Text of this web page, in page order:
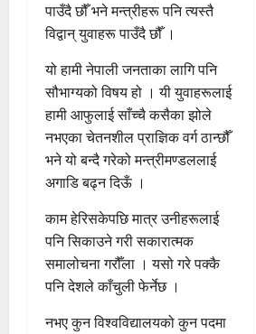
पाउँदै छौँ भने मन्त्रीहरू पनि त्यस्तै
विद्वान् युवाहरू पाउँदै छौँ ।
यो हामी नेपाली जनताका लागि पनि
सौभाग्यको विषय हो । यी युवाहरूलाई
हामी आफुलाई साँच्चै कसैका झोले
नभएका चेतनशील प्राज्ञिक वर्ग ठान्छौँ
भने यो बन्दै गरेको मन्त्रीमण्डललाई
अगाडि बढ्न दिऊँ ।
काम हेरिसकेपछि मात्र उनीहरूलाई
पनि सिकाउने गरी सकारात्मक
समालोचना गरौँला । यसो गरे पक्कै
पनि देशले काँचुली फेर्नेछ ।
नभए कुन विश्वविद्यालयको कुन पदमा